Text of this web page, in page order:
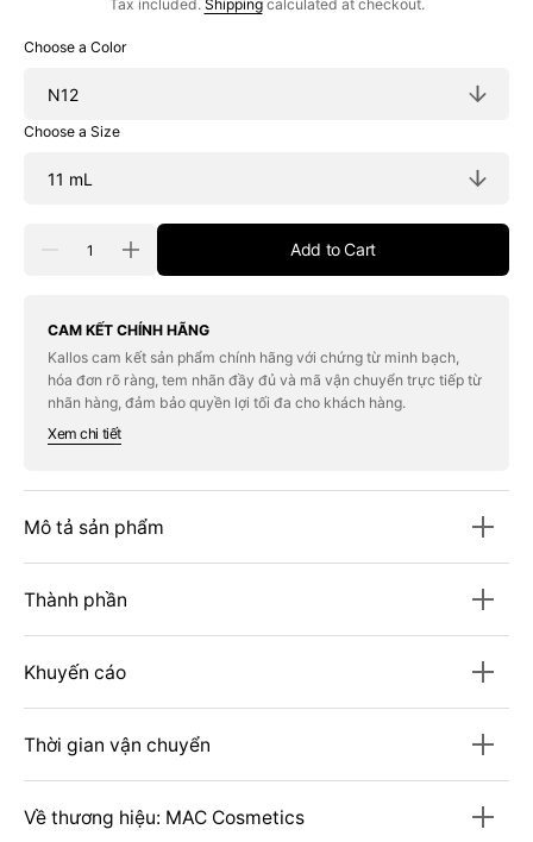
price
price
Tax included. Shippingcalculated at checkout.
Choose a Color
Choose a Size
Decrease
Che
Điểm
MAC
Studio
Radiance
24HR
#N12
Increase
quantity
Che
Điểm
MAC
Studio
#N12
Add to Cart
CAM KẾT CHÍNH HÃNG
Kallos cam kết sản phẩm chính hãng với chứng từ minh bạch,
hóa đơn rõ ràng, tem nhãn đầy đủ và mã vận chuyển trực tiếp từ
nhãn hàng, đảm bảo quyền lợi tối đa cho khách hàng.
Xem chi tiết
Mô tả sản phẩm
Thành phần
Khuyến cáo
Thời gian vận chuyển
Về thương hiệu: MAC Cosmetics